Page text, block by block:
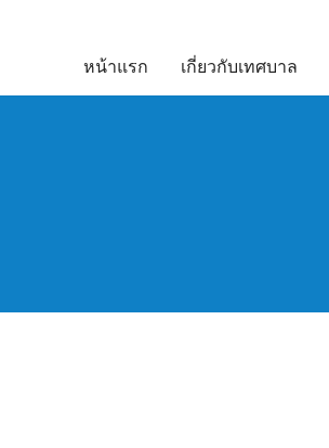
หน้าแรก เกี่ยวกับเทศบาล